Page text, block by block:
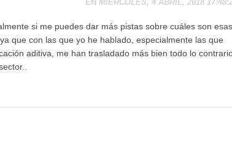
EN MIÉRCOLES, 4 ABRIL, 2018
si me puedes dar más pistas sobre cuáles son esas
que con las que yo he hablado, especialmente las que
aditiva, me han trasladado más bien todo lo